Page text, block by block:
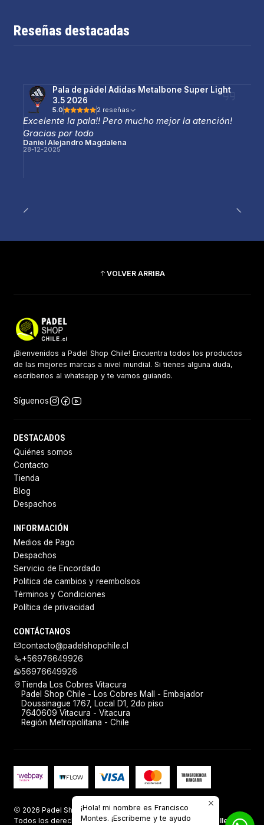
Reseñas destacadas
Pala de pádel Adidas Metalbone Super Light
3.5 2026
5.0 2 reseñas
Excelente la pala!! Pero mucho mejor la atención!
Gracias por todo
Daniel Alejandro Magdalena
28-12-2025
VOLVER ARRIBA
¡Bienvenidos a Padel Shop Chile! Encuentra todos los productos
de las mejores marcas a nivel mundial. Si tienes alguna duda,
escríbenos al whatsapp y te vamos guiando.
Síguenos
DESTACADOS
Quiénes somos
Contacto
Tienda
Blog
Despachos
INFORMACIÓN
Medios de Pago
Despachos
Servicio de Encordado
Politica de cambios y reembolsos
Términos y Condiciones
Política de privacidad
CONTÁCTANOS
contacto@padelshopchile.cl
+56976649926
56976649926
Tienda Los Cobres Vitacura
Padel Shop Chile - Los Cobres Mall - Embajador
Doussinague 1767, Local D1, 2do piso
7640609 Vitacura - Vitacura
Región Metropolitana - Chile
2026 Padel Shop Chile.
Todos los derechos reservados.Desarrollado por Jumpseller
¡Hola! mi nombre es Francisco
Montes. ¡Escríbeme y te ayudo